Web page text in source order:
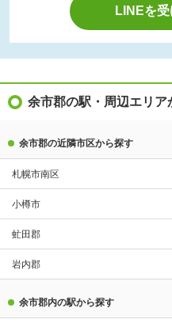
LINEを
余市郡の駅・周辺エリ
余市郡の近隣市区から探す
札幌市南区
小樽市
虻田郡
岩内郡
余市郡内の駅から探す